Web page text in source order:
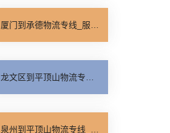
厦门到承德物流专线_服务周到「全程定位」
龙文区到平顶山物流专线_实时反馈「每日发车」
泉州到平顶山物流专线_收费介绍「急你所需」